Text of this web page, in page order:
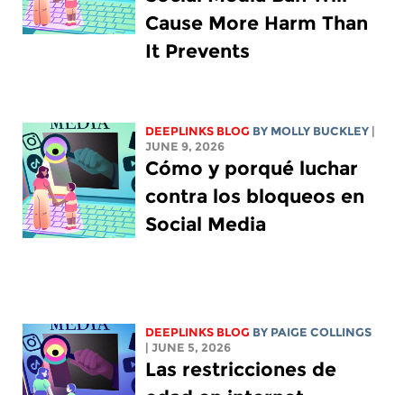
Cause More Harm Than
It Prevents
DEEPLINKS BLOG BY MOLLY BUCKLEY |
JUNE 9, 2026
Cómo y porqué luchar
contra los bloqueos en
Social Media
DEEPLINKS BLOG BY PAIGE COLLINGS
| JUNE 5, 2026
Las restricciones de